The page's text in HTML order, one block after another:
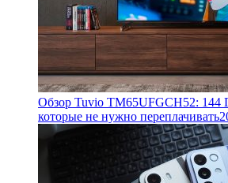
Обзор Tuvio TM65UFGCH52: 144
которые не нужно переплачивать